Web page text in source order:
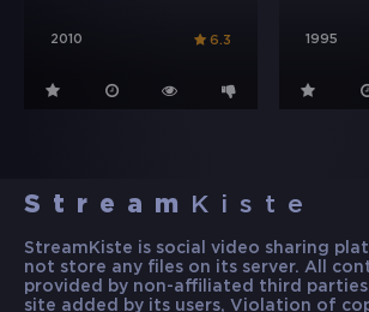
2010 6.3 1995
Stream Kiste
StreamKiste is social video sharing
not store any files on its server. All
provided by non-affiliated third
site added by its users, Violation of